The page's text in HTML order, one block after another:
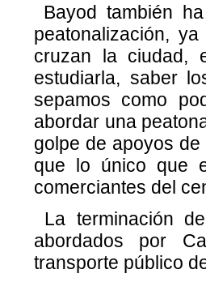
Bayod también
peatonalización,
cruzan la ciudad,
estudiarla, saber
sepamos como
abordar una
golpe de apoyos
que lo único que
comerciantes del
La terminación
abordados por
transporte público